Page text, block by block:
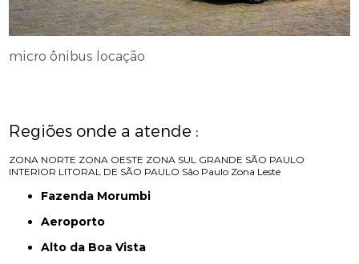
micro ônibus locação
Regiões onde a atende :
ZONA NORTE ZONA OESTE ZONA SUL GRANDE SÃO PAULO
INTERIOR LITORAL DE SÃO PAULO São Paulo Zona Leste
Fazenda Morumbi
Aeroporto
Alto da Boa Vista